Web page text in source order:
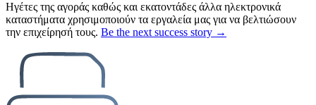
Ηγέτες της αγοράς καθώς και εκατοντάδες άλλα ηλεκτρονικά
καταστήματα χρησιμοποιούν τα εργαλεία μας για να βελτιώσουν
την επιχείρησή τους. Be the next success story →